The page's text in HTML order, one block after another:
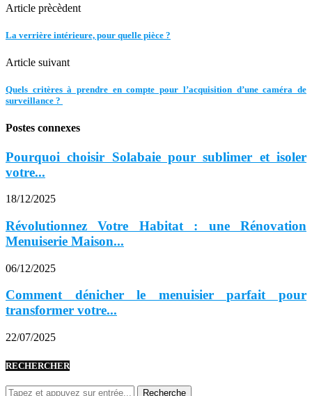
Article prècèdent
La verrière intérieure, pour quelle pièce ?
Article suivant
Quels critères à prendre en compte pour l’acquisition d’une caméra de
surveillance ?
Postes connexes
Pourquoi choisir Solabaie pour sublimer et isoler
votre...
18/12/2025
Révolutionnez Votre Habitat : une Rénovation
Menuiserie Maison...
06/12/2025
Comment dénicher le menuisier parfait pour
transformer votre...
22/07/2025
RECHERCHER